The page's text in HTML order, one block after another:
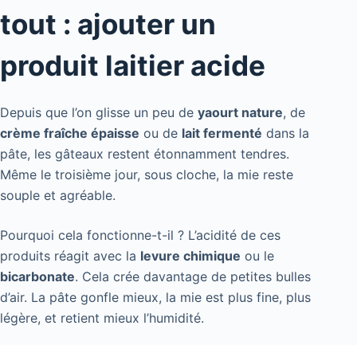
tout : ajouter un
produit laitier acide
Depuis que l’on glisse un peu de yaourt nature, de
crème fraîche épaisse ou de lait fermenté dans la
pâte, les gâteaux restent étonnamment tendres.
Même le troisième jour, sous cloche, la mie reste
souple et agréable.
Pourquoi cela fonctionne-t-il ? L’acidité de ces
produits réagit avec la levure chimique ou le
bicarbonate. Cela crée davantage de petites bulles
d’air. La pâte gonfle mieux, la mie est plus fine, plus
légère, et retient mieux l’humidité.